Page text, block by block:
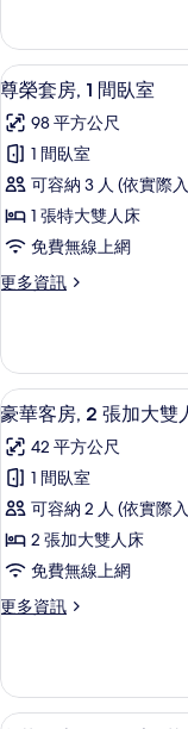
爐
的
所
有
相
片
1
間
臥
室,
壁
爐
詳
情
顯
示
尊
榮
套
房,
間
室
的
所
有
相
片
3
尊榮套房, 1 間臥室
98 平方公尺
1 間臥室
可容納 3 人 (依實際
1 張特大雙人床
免費無線上網
更多資訊
更
套
房,
1
臥
室
詳
情
顯
示
豪
華
客
房,
張
大
雙
7
豪華客房, 2 張加大雙
42 平方公尺
1 間臥室
可容納 2 人 (依實際
2 張加大雙人床
免費無線上網
更多資訊
更
客
房,